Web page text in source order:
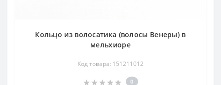
Кольцо из волосатика (волосы Венеры) в
мельхиоре
Код товара: 151211012
0